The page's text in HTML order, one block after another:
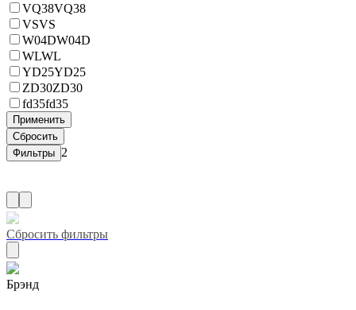
VQ38VQ38
VSVS
W04DW04D
WLWL
YD25YD25
ZD30ZD30
fd35fd35
2
Сбросить фильтры
Брэнд